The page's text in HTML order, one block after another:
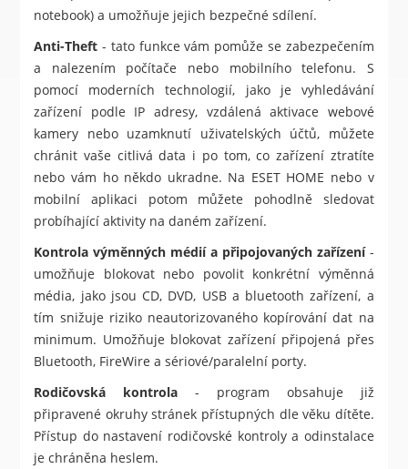
notebook) a umožňuje jejich bezpečné sdílení.
Anti-Theft - tato funkce vám pomůže se zabezpečením
a nalezením počítače nebo mobilního telefonu. S
pomocí moderních technologií, jako je vyhledávání
zařízení podle IP adresy, vzdálená aktivace webové
kamery nebo uzamknutí uživatelských účtů, můžete
chránit vaše citlivá data i po tom, co zařízení ztratíte
nebo vám ho někdo ukradne. Na ESET HOME nebo v
mobilní aplikaci potom můžete pohodlně sledovat
probíhající aktivity na daném zařízení.
Kontrola výměnných médií a připojovaných zařízení-
umožňuje blokovat nebo povolit konkrétní výměnná
média, jako jsou CD, DVD, USB a bluetooth zařízení, a
tím snižuje riziko neautorizovaného kopírování dat na
minimum. Umožňuje blokovat zařízení připojená přes
Bluetooth, FireWire a sériové/paralelní porty.
Rodičovská kontrola - program obsahuje již
připravené okruhy stránek přístupných dle věku dítěte.
Přístup do nastavení rodičovské kontroly a odinstalace
je chráněna heslem.